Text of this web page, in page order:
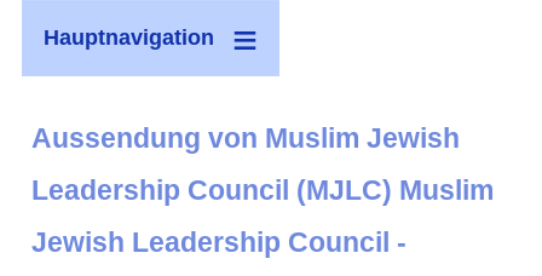
Hauptnavigation
Aussendung von Muslim Jewish
Leadership Council (MJLC) Muslim
Jewish Leadership Council -